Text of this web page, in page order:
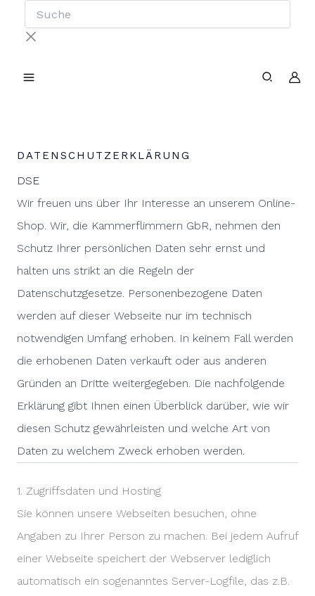
Inhalt
DATENSCHUTZERKLÄRUNG
DSE
Wir freuen uns über Ihr Interesse an unserem Online-
Shop. Wir, die Kammerflimmern GbR, nehmen den
Schutz Ihrer persönlichen Daten sehr ernst und
halten uns strikt an die Regeln der
Datenschutzgesetze. Personenbezogene Daten
werden auf dieser Webseite nur im technisch
notwendigen Umfang erhoben. In keinem Fall werden
die erhobenen Daten verkauft oder aus anderen
Gründen an Dritte weitergegeben. Die nachfolgende
Erklärung gibt Ihnen einen Überblick darüber, wie wir
diesen Schutz gewährleisten und welche Art von
Daten zu welchem Zweck erhoben werden.
1. Zugriffsdaten und Hosting
Sie können unsere Webseiten besuchen, ohne
Angaben zu Ihrer Person zu machen. Bei jedem Aufruf
einer Webseite speichert der Webserver lediglich
automatisch ein sogenanntes Server-Logfile, das z.B.